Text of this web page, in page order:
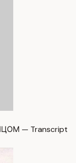
— Transcript